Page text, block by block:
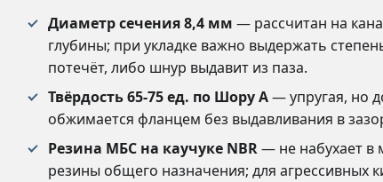
Диаметр сечения 8,4 мм — рассчитан на
глубины; при укладке важно выдержать
потечёт, либо шнур выдавит из паза.
Твёрдость 65-75 ед. по Шору А— упругая, но
обжимается фланцем без выдавливания в
Резина МБС на каучуке NBR— не набухает в
резины общего назначения; для агрессивных